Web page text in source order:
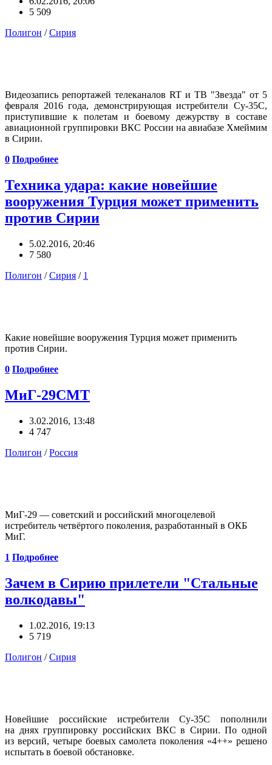
5 509
Полигон /Сирия
Видеозапись репортажей телеканалов RT и ТВ "Звезда" от 5
февраля 2016 года, демонстрирующая истребители Су-35С,
приступившие к полетам и боевому дежурству в составе
авиационной группировки ВКС России на авиабазе Хмеймим
в Сирии.
0 Подробнее
Техника удара: какие новейшие
вооружения Турция может применить
против Сирии
5.02.2016, 20:46
7 580
Полигон /Сирия / 1
Какие новейшие вооружения Турция может применить
против Сирии.
0 Подробнее
МиГ-29СМТ
3.02.2016, 13:48
4 747
Полигон /Россия
МиГ-29 — советский и российский многоцелевой
истребитель четвёртого поколения, разработанный в ОКБ
МиГ.
1 Подробнее
Зачем в Сирию прилетели "Стальные
волкодавы"
1.02.2016, 19:13
5 719
Полигон /Сирия
Новейшие российские истребители Су-35С пополнили
на днях группировку российских ВКС в Сирии. По одной
из версий, четыре боевых самолета поколения «4++» решено
испытать в боевой обстановке.